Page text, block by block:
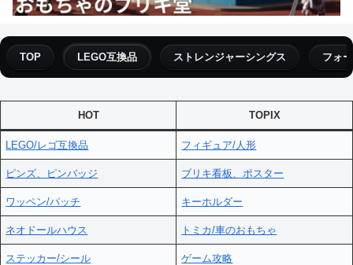
TOP LEGO互換品 ストレンジャーシングス フォ
HOT TOPIX
LEGO/レゴ互換品 フィギュア/人形
ピンズ、ピンバッジ ブリキ看板、ポスター
ワッペン/パッチ キーホルダー
ネオドールハウス トミカ/車のおもちゃ
ステッカー/シール ゲーム攻略